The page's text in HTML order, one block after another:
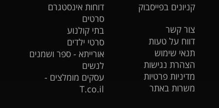
קניונים בפייסבוק
צור קשר
דווח על טעות
תנאי שימוש
הצהרת נגישות
מדיניות פרטיות
משרות באתר
דוחות אינסטגרם
סרטים
בתי קולנוע
סרטי ילדים
אורייתא - ספר ושמנים
לנשים
עסקים מומלצים -
T.co.il